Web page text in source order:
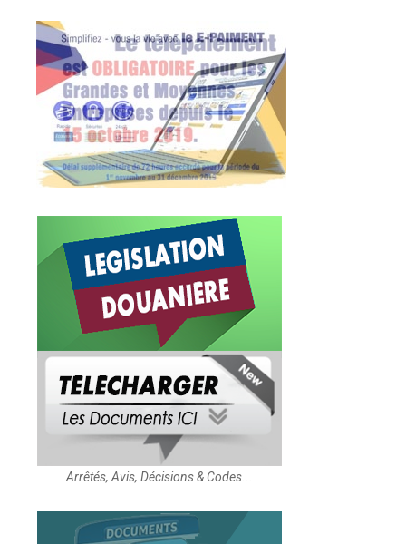
Arrêtés, Avis, Décisions & Codes...